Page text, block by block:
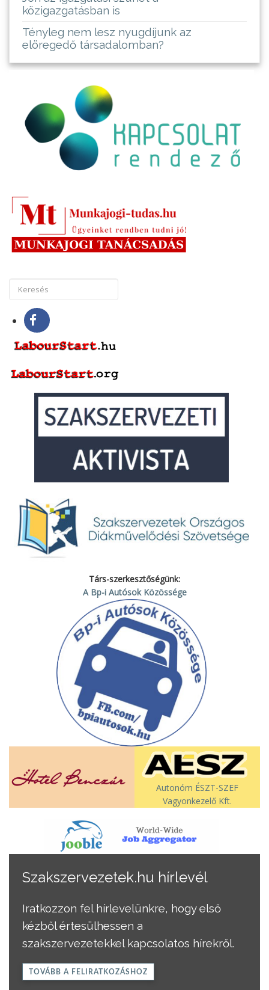
közigazgatásban is
Tényleg nem lesz nyugdíjunk az
elöregedő társadalomban?
Társ-szerkesztőségünk:
A Bp-i Autósok Közössége
Autonóm ÉSZT-SZEF
Vagyonkezelő Kft.
Szakszervezetek.hu hírlevél
Iratkozzon fel hírlevelünkre, hogy első
kézből értesülhessen a
szakszervezetekkel kapcsolatos hírekről.
TOVÁBB A FELIRATKOZÁSHOZ